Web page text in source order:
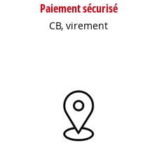
Paiement sécurisé
CB, virement